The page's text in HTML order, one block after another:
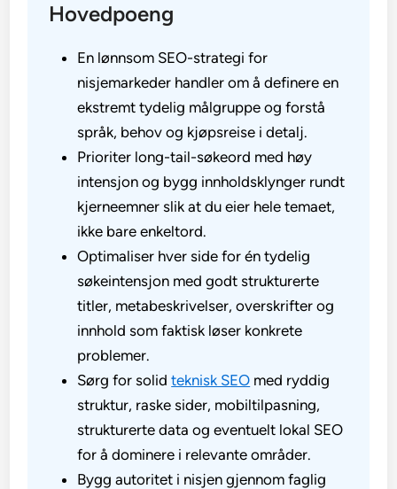
Hovedpoeng
En lønnsom SEO-strategi for
nisjemarkeder handler om å definere en
ekstremt tydelig målgruppe og forstå
språk, behov og kjøpsreise i detalj.
Prioriter long-tail-søkeord med høy
intensjon og bygg innholdsklynger rundt
kjerneemner slik at du eier hele temaet,
ikke bare enkeltord.
Optimaliser hver side for én tydelig
søkeintensjon med godt strukturerte
titler, metabeskrivelser, overskrifter og
innhold som faktisk løser konkrete
problemer.
Sørg for solidteknisk SEO med ryddig
struktur, raske sider, mobiltilpasning,
strukturerte data og eventuelt lokal SEO
for å dominere i relevante områder.
Bygg autoritet i nisjen gjennom faglig